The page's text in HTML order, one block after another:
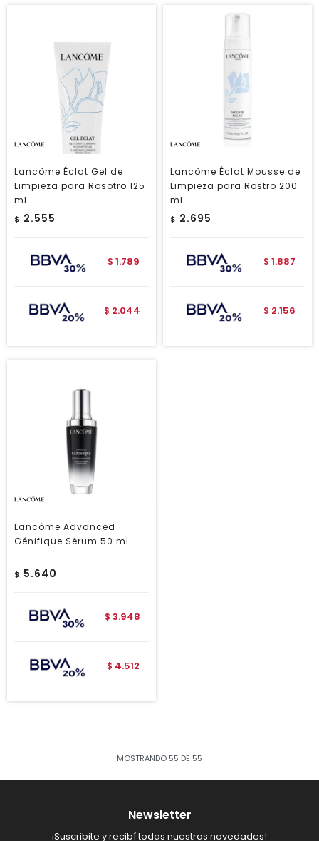
Lancôme Éclat Gel de
Limpieza para Rosotro 125
ml
$ 2.555
$ 1.789
$ 2.044
Lancôme Éclat Mousse de
Limpieza para Rostro 200
ml
$ 2.695
$ 1.887
$ 2.156
Lancôme Advanced
Génifique Sérum 50 ml
$ 5.640
$ 3.948
$ 4.512
MOSTRANDO 55 DE 55
Newsletter
¡Suscribite y recibí todas nuestras novedades!